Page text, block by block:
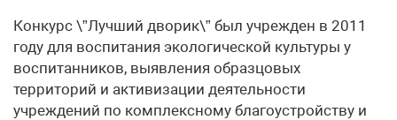
Конкурс \”Лучший дворик\” был учрежден в 2011
году для воспитания экологической культуры у
воспитанников, выявления образцовых
территорий и активизации деятельности
учреждений по комплексному благоустройству и